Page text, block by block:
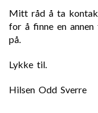
Mitt råd å ta
for å finne en
på.
Lykke til.
Hilsen Odd Sverre